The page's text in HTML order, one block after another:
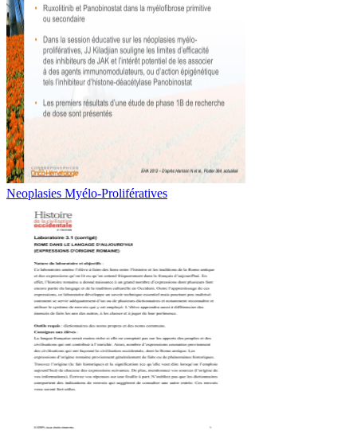
Neoplasies Myélo-Prolifératives